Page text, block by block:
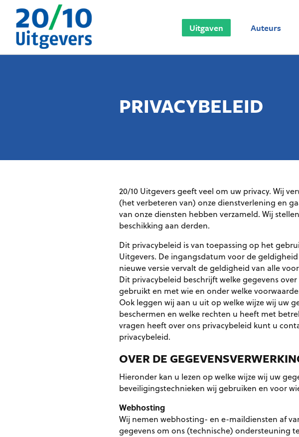
inhoud
Uitgaven Auteurs
PRIVACYBELEID
20/10 Uitgevers geeft veel om uw privacy. Wij
(het verbeteren van) onze dienstverlening en
van onze diensten hebben verzameld. Wij
beschikking aan derden.
Dit privacybeleid is van toepassing op het
Uitgevers. De ingangsdatum voor de
nieuwe versie vervalt de geldigheid van alle
Dit privacybeleid beschrijft welke gegevens
gebruikt en met wie en onder welke
Ook leggen wij aan u uit op welke wijze wij uw
beschermen en welke rechten u heeft met
vragen heeft over ons privacybeleid kunt u
privacybeleid.
OVER DE
Hieronder kan u lezen op welke wijze wij uw
beveiligingstechnieken wij gebruiken en voor
Webhosting
Wij nemen webhosting- en e-maildiensten af
gegevens om ons (technische) ondersteuning